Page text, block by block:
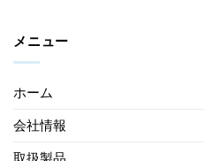
メニュー
ホーム
会社情報